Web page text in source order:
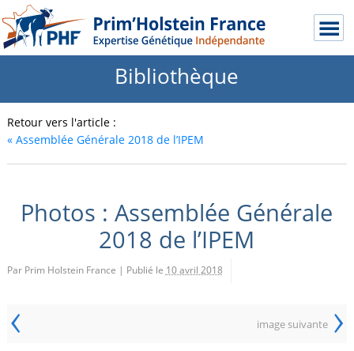
Bibliothèque
Retour vers l'article :
«Assemblée Générale 2018 de l’IPEM
Photos : Assemblée Générale
2018 de l’IPEM
Par Prim Holstein France | Publié le 10 avril 2018
‹ image suivante ›